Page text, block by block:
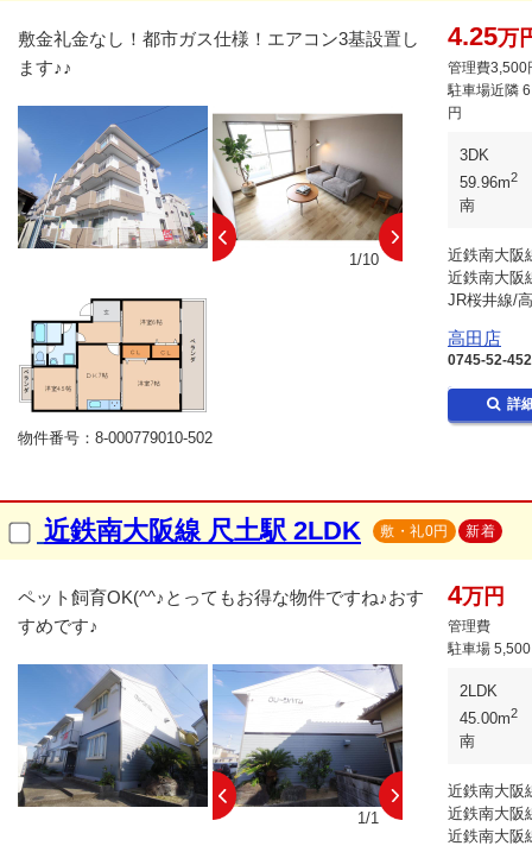
敷金礼金なし！都市ガス仕様！エアコン3基設置し
ます♪♪
1/10
物件番号：8-000779010-502
4.25万
管理費3,500
駐車場近隣
円
3DK
59.96m2
南
近鉄南大阪
近鉄南大阪
JR桜井線/
高田店
0745-52-
詳
近鉄南大阪線 尺土駅 2LDK 敷・礼0円 新着
ペット飼育OK(^^♪とってもお得な物件ですね♪おす
すめです♪
1/1
4万円
管理費
駐車場
2LDK
45.00m2
南
近鉄南大阪
近鉄南大阪
近鉄南大阪